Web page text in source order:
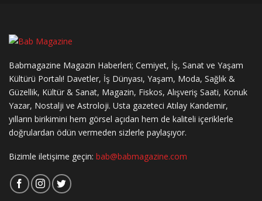
Babmagazine Magazin Haberleri; Cemiyet, İş, Sanat ve Yaşam
Kültürü Portalı! Davetler, İş Dünyası, Yaşam, Moda, Sağlık &
Güzellik, Kültür & Sanat, Magazin, Fiskos, Alışveriş Saati, Konuk
Yazar, Nostalji ve Astroloji. Usta gazeteci Atılay Kandemir,
yılların birikimini hem görsel açıdan hem de kaliteli içeriklerle
doğrulardan ödün vermeden sizlerle paylaşıyor.
Bizimle iletişime geçin: bab@babmagazine.com